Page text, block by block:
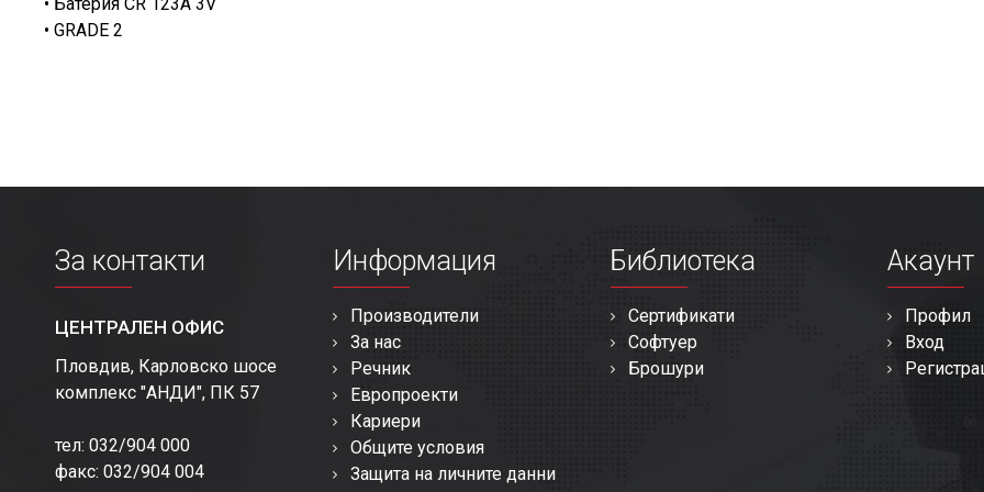
• GRADE 2
За контакти
ЦЕНТРАЛЕН ОФИС
Пловдив, Карловско шосе
комплекс "АНДИ", ПК 57
тел: 032/904 000
факс: 032/904 004
Информация
Производители
За нас
Речник
Европроекти
Кариери
Общите условия
Защита на личните данни
Библиотека
Сертификати
Софтуер
Брошури
Акаунт
Профил
Вход